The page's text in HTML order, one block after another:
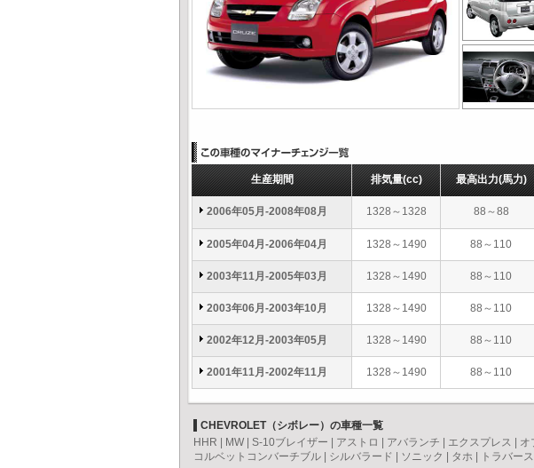
生産期間 排気量(cc) 最高出力(馬力)
2006年05月-2008年08月 1328～1328 88～88
2005年04月-2006年04月 1328～1490 88～110
2003年11月-2005年03月 1328～1490 88～110
2003年06月-2003年10月 1328～1490 88～110
2002年12月-2003年05月 1328～1490 88～110
2001年11月-2002年11月 1328～1490 88～110
CHEVROLET（シボレー）の車種一覧
HHR
MW S-10ブレイザー アストロ アバランチ エクスプレス オ
コルベットコンバーチブル
シルバラード ソニック タホ トラバース